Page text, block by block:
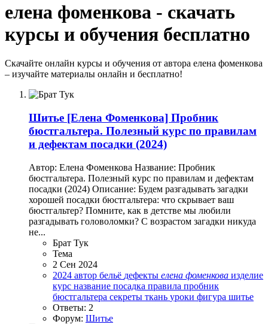
елена фоменкова - скачать
курсы и обучения бесплатно
Скачайте онлайн курсы и обучения от автора елена фоменкова
– изучайте материалы онлайн и бесплатно!
Шитье [Елена Фоменкова] Пробник
бюстгальтера. Полезный курс по правилам
и дефектам посадки (2024)
Автор: Елена Фоменкова Название: Пробник
бюстгальтера. Полезный курс по правилам и дефектам
посадки (2024) Описание: Будем разгадывать загадки
хорошей посадки бюстгальтера: что скрывает ваш
бюстгальтер? Помните, как в детстве мы любили
разгадывать головоломки? С возрастом загадки никуда
не...
Брат Тук
Тема
2 Сен 2024
2024 автор бельё дефекты елена фоменкова изделие
курс название посадка правила пробник
бюстгальтера секреты ткань уроки фигура шитье
Ответы: 2
Форум: Шитье